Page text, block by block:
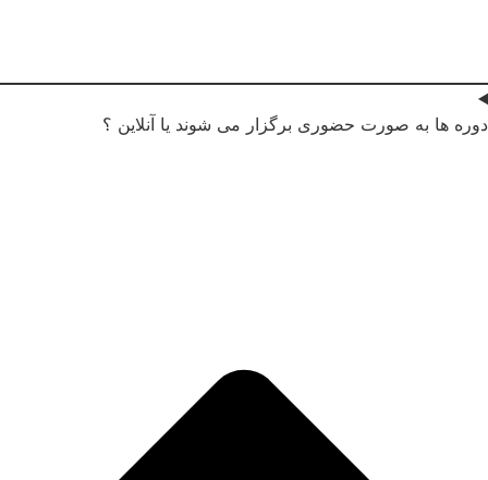
ها به صورت حضوری برگزار می شوند یا آنلاین ؟